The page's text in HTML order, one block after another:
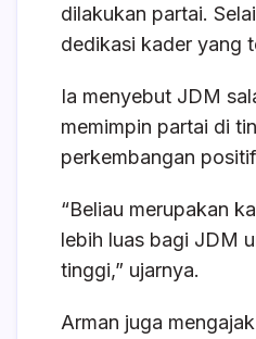
dilakukan partai.
dedikasi kader yang
Ia menyebut JDM
memimpin partai di
perkembangan
“Beliau merupakan
lebih luas bagi JDM
tinggi,” ujarnya.
Arman juga